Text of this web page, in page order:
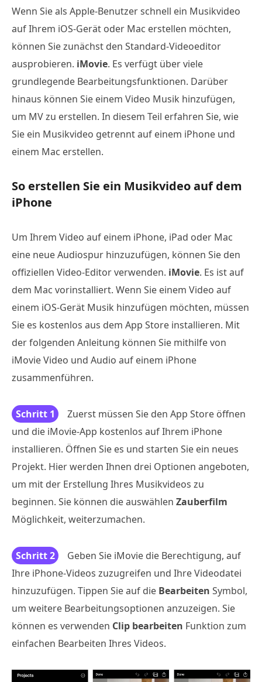
Wenn Sie als Apple-Benutzer schnell ein Musikvideo
auf Ihrem iOS-Gerät oder Mac erstellen möchten,
können Sie zunächst den Standard-Videoeditor
ausprobieren. iMovie. Es verfügt über viele
grundlegende Bearbeitungsfunktionen. Darüber
hinaus können Sie einem Video Musik hinzufügen,
um MV zu erstellen. In diesem Teil erfahren Sie, wie
Sie ein Musikvideo getrennt auf einem iPhone und
einem Mac erstellen.
So erstellen Sie ein Musikvideo auf dem
iPhone
Um Ihrem Video auf einem iPhone, iPad oder Mac
eine neue Audiospur hinzuzufügen, können Sie den
offiziellen Video-Editor verwenden. iMovie. Es ist auf
dem Mac vorinstalliert. Wenn Sie einem Video auf
einem iOS-Gerät Musik hinzufügen möchten, müssen
Sie es kostenlos aus dem App Store installieren. Mit
der folgenden Anleitung können Sie mithilfe von
iMovie Video und Audio auf einem iPhone
zusammenführen.
Schritt 1
Zuerst müssen Sie den App Store öffnen
und die iMovie-App kostenlos auf Ihrem iPhone
installieren. Öffnen Sie es und starten Sie ein neues
Projekt. Hier werden Ihnen drei Optionen angeboten,
um mit der Erstellung Ihres Musikvideos zu
beginnen. Sie können die auswählen Zauberfilm
Möglichkeit, weiterzumachen.
Schritt 2
Geben Sie iMovie die Berechtigung, auf
Ihre iPhone-Videos zuzugreifen und Ihre Videodatei
hinzuzufügen. Tippen Sie auf die Bearbeiten Symbol,
um weitere Bearbeitungsoptionen anzuzeigen. Sie
können es verwenden Clip bearbeiten Funktion zum
einfachen Bearbeiten Ihres Videos.